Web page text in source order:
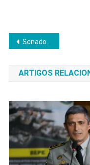
Navegação
de
Post
Senado impõe barreira e Lula acelera articulação para emplacar Jorge Messias no STF
ARTIGOS